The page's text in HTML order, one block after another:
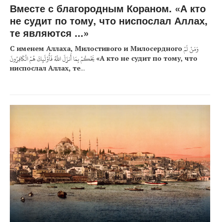
Вместе с благородным Кораном. «А кто
не судит по тому, что ниспослал Аллах,
те являются ...»
С именем Аллаха, Милостивого и Милосердного
«А кто не судит по тому, что
ниспослал Аллах, те...